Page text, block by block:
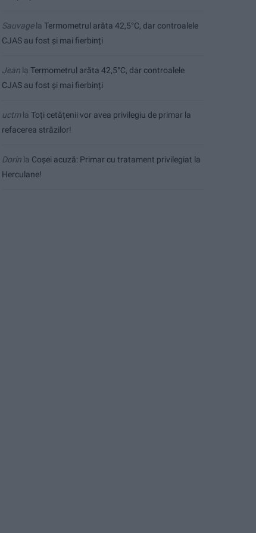
Sauvagela Termometrul arăta 42,5°C, dar controalele
CJAS au fost și mai fierbinți
Jean la Termometrul arăta 42,5°C, dar controalele
CJAS au fost și mai fierbinți
uctmla Toți cetățenii vor avea privilegiu de primar la
refacerea străzilor!
Dorin la Coșei acuză: Primar cu tratament privilegiat la
Herculane!